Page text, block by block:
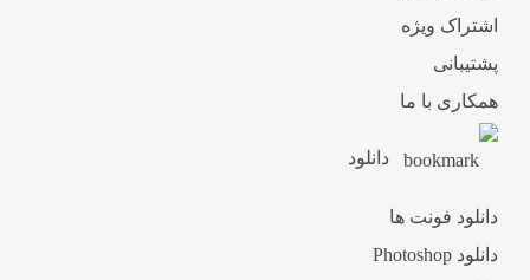
اشتراک ویژه
پشتیبانی
همکاری با ما
دانلود
دانلود فونت ها
دانلود Photoshop